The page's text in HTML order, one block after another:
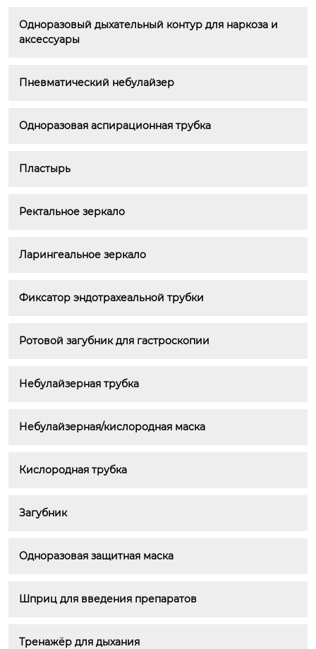
Одноразовый дыхательный контур для наркоза и
аксессуары
Пневматический небулайзер
Одноразовая аспирационная трубка
Пластырь
Ректальное зеркало
Ларингеальное зеркало
Фиксатор эндотрахеальной трубки
Ротовой загубник для гастроскопии
Небулайзерная трубка
Небулайзерная/кислородная маска
Кислородная трубка
Загубник
Одноразовая защитная маска
Шприц для введения препаратов
Тренажёр для дыхания